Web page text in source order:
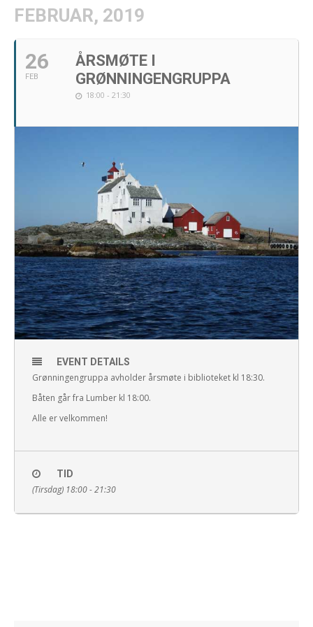
FEBRUAR, 2019
26
FEB
ÅRSMØTE I
GRØNNINGENGRUPPA
18:00 - 21:30
EVENT DETAILS
Grønningengruppa avholder årsmøte i biblioteket kl 18:30.
Båten går fra Lumber kl 18:00.
Alle er velkommen!
TID
(Tirsdag) 18:00 - 21:30